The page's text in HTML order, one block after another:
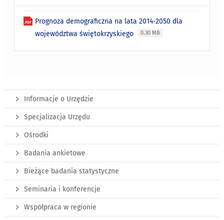
Prognoza demograficzna na lata 2014-2050 dla
województwa świętokrzyskiego
0.30 MB
Informacje o Urzędzie
Specjalizacja Urzędu
Ośrodki
Badania ankietowe
Bieżące badania statystyczne
Seminaria i konferencje
Współpraca w regionie